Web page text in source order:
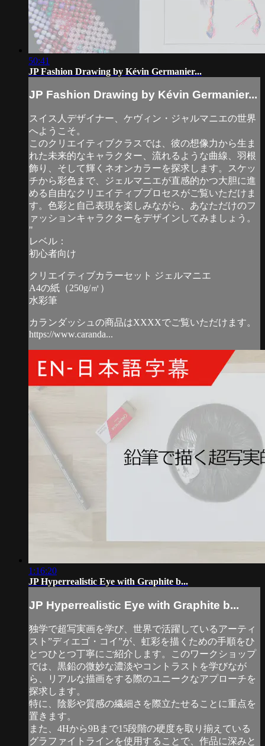
50:41
JP Fashion Drawing by Kévin Germanier...
JP Fashion Drawing by Kévin Germanier...
スイス人デザイナー、ケヴィン・ジャルマニエの世界
へようこそ。
このクリエイティブクラスでは、彼の想像力から生ま
れた未来的なキャラクター、流れるような曲線、羽根
飾り、そして輝くネオンカラーを探求します。スケッ
チから彩色まで、ジェルマニエが直感的かつ大胆に進
める自由なクリエイティブプロセスがご覧いただけま
す。色彩と自己表現を楽しみながら、あなただけのフ
ァッションキャラクターをデザインしてみましょう。
"
レベル：
初心者向け
クリエイティブカラーセット ジェルマニエ
A4の紙（250g/㎡）
水彩筆
カランダッシュの商品はXXXXでご覧いただけます。
https://www.caranda...
1:16:20
JP Hyperrealistic Eye with Graphite b...
JP Hyperrealistic Eye with Graphite b...
独学で超写実画を学び、世界で活躍しているアーティ
スト”ディエゴ・コイ”が、虹彩を描くための手順をひ
とつひとつ丁寧にご紹介します。このワークショップ
では、黒鉛の微妙な濃淡やコントラストを学びなが
ら、リアルな描画をする際のユニークなアプローチを
探求します。
特に、陰影や質感の繊細さを際立たせることに重点を
置きます。
また、4Hから9Bまで15段階の硬度を取り揃えている
グラファイトラインを使用することで、作品に深みと